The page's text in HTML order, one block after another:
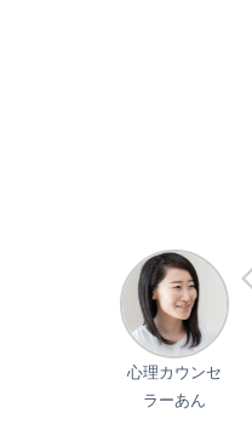
心理カウンセ
ラーあん